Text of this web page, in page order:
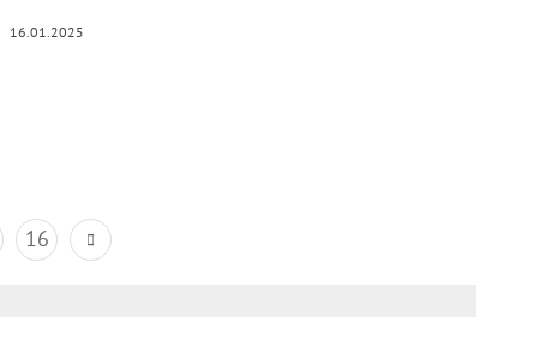
16.01.2025
16